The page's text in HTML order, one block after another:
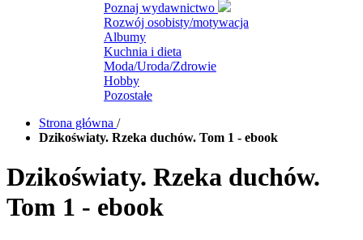
Poznaj wydawnictwo
Rozwój osobisty/motywacja
Albumy
Kuchnia i dieta
Moda/Uroda/Zdrowie
Hobby
Pozostałe
Strona główna /
Dzikoświaty. Rzeka duchów. Tom 1 - ebook
Dzikoświaty. Rzeka duchów.
Tom 1 - ebook